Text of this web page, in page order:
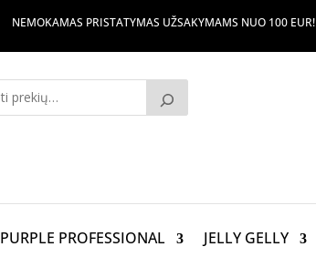
NEMOKAMAS PRISTATYMAS UŽSAKYMAMS NUO 100 EUR!
PURPLE PROFESSIONAL JELLY GELLY